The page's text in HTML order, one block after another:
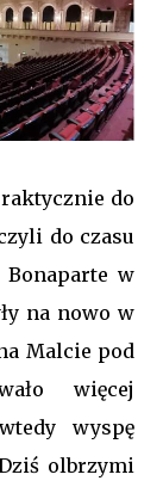
do
do czasu
w
na nowo w
Malcie pod
więcej
wyspę
olbrzymi